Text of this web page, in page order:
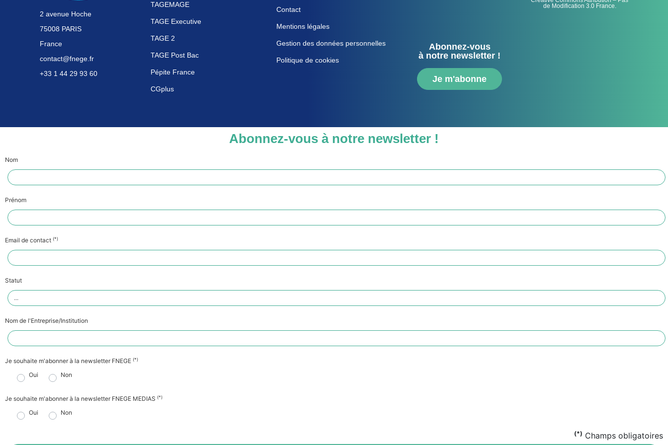
2 avenue Hoche
75008 PARIS
France
contact@fnege.fr
+33 1 44 29 93 60
TAGEMAGE
TAGE Executive
TAGE 2
TAGE Post Bac
Pépite France
CGplus
Contact
Mentions légales
Gestion des données personnelles
Politique de cookies
Abonnez-vous
à notre newsletter !
Je m'abonne
de Modification 3.0 France.
Abonnez-vous à notre newsletter !
Nom
Prénom
Email de contact (*)
Statut
Nom de l'Entreprise/Institution
Je souhaite m'abonner à la newsletter FNEGE (*)
Oui Non
Je souhaite m'abonner à la newsletter FNEGE MEDIAS (*)
Oui Non
(*) Champs obligatoires